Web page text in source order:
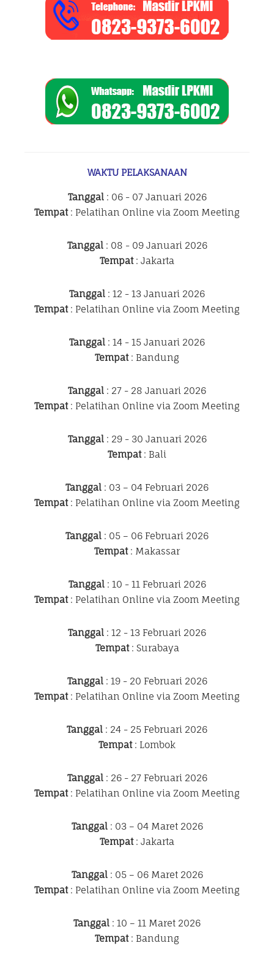
WAKTU PELAKSANAAN
Tanggal: 06 - 07 Januari 2026
Tempat: Pelatihan Online via Zoom Meeting
Tanggal: 08 - 09 Januari 2026
Tempat: Jakarta
Tanggal : 12 - 13 Januari 2026
Tempat: Pelatihan Online via Zoom Meeting
Tanggal : 14 - 15 Januari 2026
Tempat: Bandung
Tanggal : 27 - 28 Januari 2026
Tempat: Pelatihan Online via Zoom Meeting
Tanggal: 29 - 30 Januari 2026
Tempat: Bali
Tanggal : 03 – 04 Februari 2026
Tempat: Pelatihan Online via Zoom Meeting
Tanggal : 05 – 06 Februari 2026
Tempat: Makassar
Tanggal: 10 - 11 Februari 2026
Tempat: Pelatihan Online via Zoom Meeting
Tanggal : 12 - 13 Februari 2026
Tempat: Surabaya
Tanggal: 19 - 20 Februari 2026
Tempat: Pelatihan Online via Zoom Meeting
Tanggal : 24 - 25 Februari 2026
Tempat: Lombok
Tanggal: 26 - 27 Februari 2026
Tempat: Pelatihan Online via Zoom Meeting
Tanggal: 03 – 04 Maret 2026
Tempat: Jakarta
Tanggal: 05 – 06 Maret 2026
Tempat: Pelatihan Online via Zoom Meeting
Tanggal : 10 – 11 Maret 2026
Tempat: Bandung